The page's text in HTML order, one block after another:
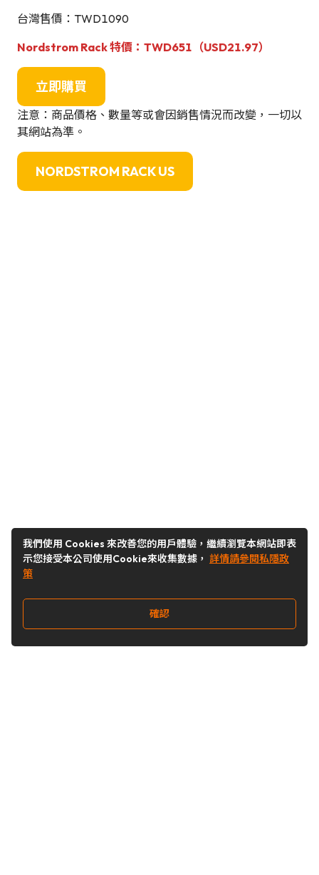
台灣售價：TWD1090
Nordstrom Rack 特價：TWD651（USD21.97）
立即購買
注意：商品價格、數量等或會因銷售情況而改變，一切以
其網站為準。
NORDSTROM RACK US
我們使用 Cookies 來改善您的用戶體驗，繼續瀏覽本網站即表
示您接受本公司使用Cookie來收集數據， 詳情請參閱私隱政
策
確認